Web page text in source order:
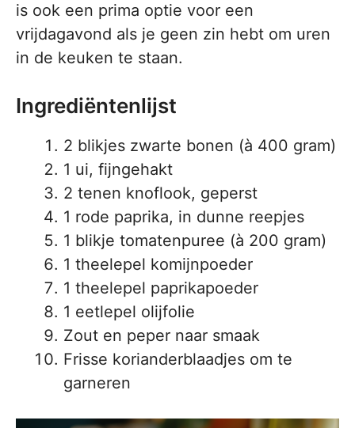
is ook een prima optie voor een
vrijdagavond als je geen zin hebt om uren
in de keuken te staan.
Ingrediëntenlijst
2 blikjes zwarte bonen (à 400 gram)
1 ui, fijngehakt
2 tenen knoflook, geperst
1 rode paprika, in dunne reepjes
1 blikje tomatenpuree (à 200 gram)
1 theelepel komijnpoeder
1 theelepel paprikapoeder
1 eetlepel olijfolie
Zout en peper naar smaak
Frisse korianderblaadjes om te
garneren